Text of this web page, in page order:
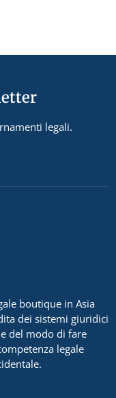
legali.
boutique in Asia
dei sistemi giuridici
del modo di fare
legale